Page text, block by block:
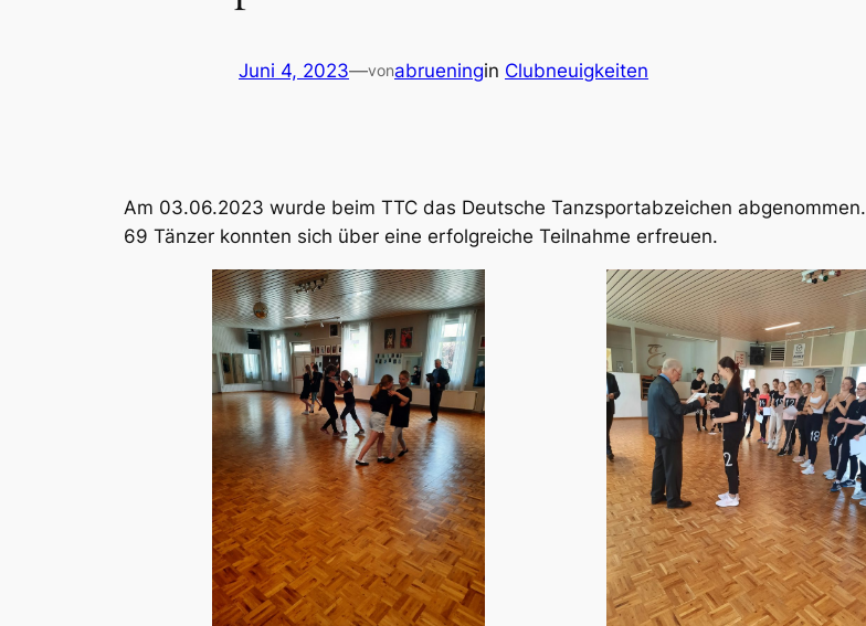
Juni 4, 2023—vonabrueningin Clubneuigkeiten
Am 03.06.2023 wurde beim TTC das Deutsche Tanzsportabzeichen abgenommen.
69 Tänzer konnten sich über eine erfolgreiche Teilnahme erfreuen.